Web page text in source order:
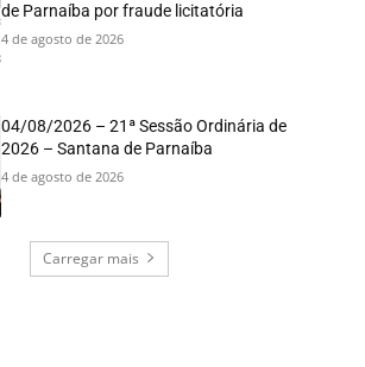
de Parnaíba por fraude licitatória
4 de agosto de 2026
04/08/2026 – 21ª Sessão Ordinária de
2026 – Santana de Parnaíba
4 de agosto de 2026
Carregar mais